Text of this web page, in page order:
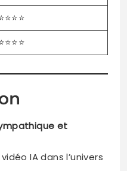
et
IA dans l’univers